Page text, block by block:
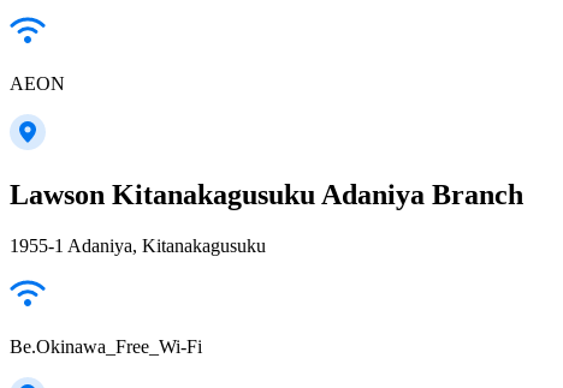
AEON
Lawson Kitanakagusuku Adaniya Branch
1955-1 Adaniya, Kitanakagusuku
Be.Okinawa_Free_Wi-Fi